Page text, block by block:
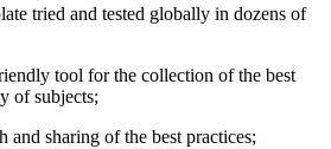
tried and tested globally in dozens of
tool for the collection of the best
of subjects;
and sharing of the best practices;